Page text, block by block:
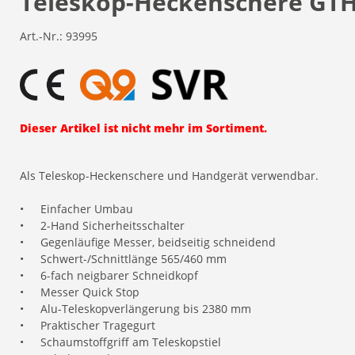
Art.-Nr.: 93995
Dieser Artikel ist nicht mehr im Sortiment.
Als Teleskop-Heckenschere und Handgerät verwendbar.
•
Einfacher Umbau
•
2-Hand Sicherheitsschalter
•
Gegenläufige Messer, beidseitig schneidend
•
Schwert-/Schnittlänge 565/460 mm
•
6-fach neigbarer Schneidkopf
•
Messer Quick Stop
•
Alu-Teleskopverlängerung bis 2380 mm
•
Praktischer Tragegurt
•
Schaumstoffgriff am Teleskopstiel